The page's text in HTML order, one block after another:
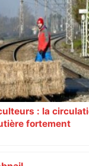
: la
fortement